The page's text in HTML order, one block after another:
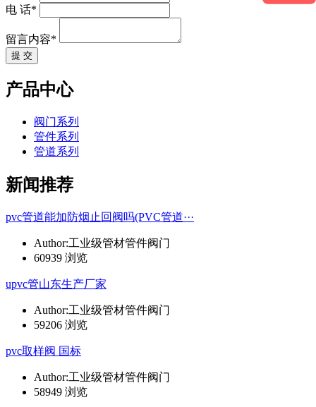
电 话*
留言内容*
提 交
产品中心
阀门系列
管件系列
管道系列
新闻推荐
pvc管道能加防烟止回阀吗(PVC管道···
Author:工业级管材管件阀门
60939 浏览
upvc管山东生产厂家
Author:工业级管材管件阀门
59206 浏览
pvc取样阀 国标
Author:工业级管材管件阀门
58949 浏览